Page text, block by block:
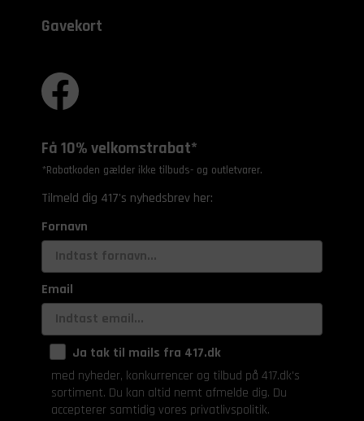
Gavekort
Få 10% velkomstrabat*
*Rabatkoden gælder ikke tilbuds- og outletvarer.
Tilmeld dig 417's nyhedsbrev her:
Fornavn
Email
Ja tak til mails fra 417.dk
med nyheder, konkurrencer og tilbud på 417.dk's
sortiment. Du kan altid nemt afmelde dig. Du
accepterer samtidig vores privatlivspolitik.